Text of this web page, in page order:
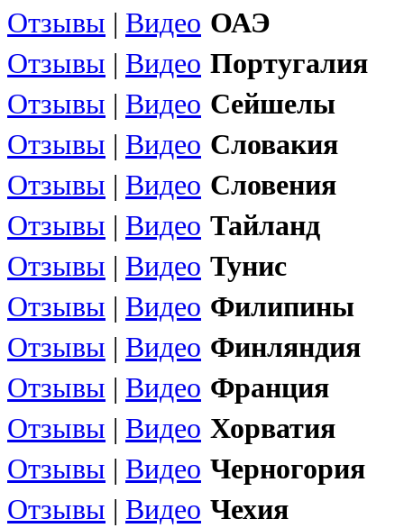
Отзывы | Видео ОАЭ
Отзывы | Видео Португалия
Отзывы | Видео Сейшелы
Отзывы | Видео Словакия
Отзывы | Видео Словения
Отзывы | Видео Тайланд
Отзывы | Видео Тунис
Отзывы | Видео Филипины
Отзывы | Видео Финляндия
Отзывы | Видео Франция
Отзывы | Видео Хорватия
Отзывы | Видео Черногория
Отзывы | Видео Чехия